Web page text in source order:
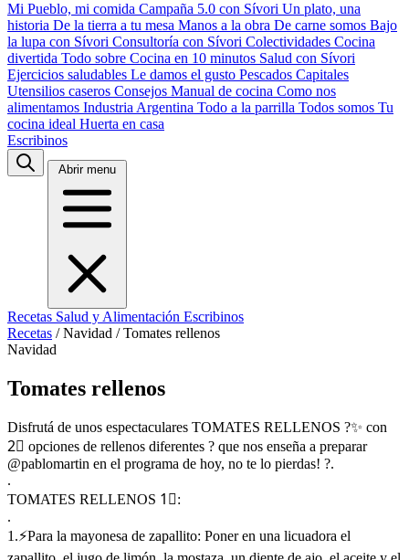
Mi Pueblo, mi comida Campaña 5.0 con Sívori Un plato, una
historia De la tierra a tu mesa Manos a la obra De carne somos Bajo
la lupa con Sívori Consultoría con Sívori Colectividades Cocina
divertida Todo sobre Cocina en 10 minutos Salud con Sívori
Ejercicios saludables Le damos el gusto Pescados Capitales
Utensilios caseros Consejos Manual de cocina Como nos
alimentamos Industria Argentina Todo a la parrilla Todos somos Tu
cocina ideal Huerta en casa
Escribinos
Abrir menu
Recetas Salud y Alimentación Escribinos
Recetas / Navidad / Tomates rellenos
Navidad
Tomates rellenos
Disfrutá de unos espectaculares TOMATES RELLENOS ?✨ con
2⃣ opciones de rellenos diferentes ? que nos enseña a preparar
@pablomartin en el programa de hoy, no te lo pierdas! ?.
.
TOMATES RELLENOS 1⃣:
.
1.⚡Para la mayonesa de zapallito: Poner en una licuadora el